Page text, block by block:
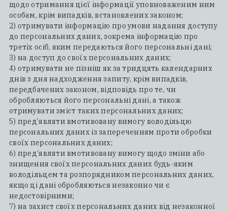
щодо отримання цієї інформації уповноваженим ним
особам, крім випадків, встановлених законом;
2) отримувати інформацію про умови надання доступу
до персональних даних, зокрема інформацію про
третіх осіб, яким передаються його персональні дані;
3) на доступ до своїх персональних даних;
4) отримувати не пізніш як за тридцять календарних
днів з дня надходження запиту, крім випадків,
передбачених законом, відповідь про те, чи
обробляються його персональні дані, а також
отримувати зміст таких персональних даних;
5) пред’являти вмотивовану вимогу володільцю
персональних даних із запереченням проти обробки
своїх персональних даних;
6) пред’являти вмотивовану вимогу щодо зміни або
знищення своїх персональних даних будь-яким
володільцем та розпорядником персональних даних,
якщо ці дані обробляються незаконно чи є
недостовірними;
7) на захист своїх персональних даних від незаконної